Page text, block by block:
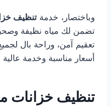
وباختصار، خدمة تنظيف
تضمن لك مياه نظيفة
تعقيم آمن، وراحة بال
أسعار مناسبة وخدمة عالية
تنظيف خزانات